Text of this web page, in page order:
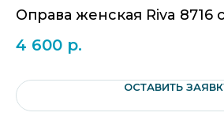
Оправа женская Riva 8716
4 600 р.
ОСТАВИТЬ